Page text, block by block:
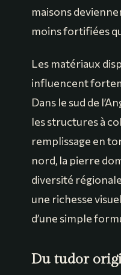
maisons
moins fortifiées
Les matériaux
influencent
Dans le sud de
les structures à
remplissage en
nord, la pierre
diversité
une richesse
d’une simple
Du tudor